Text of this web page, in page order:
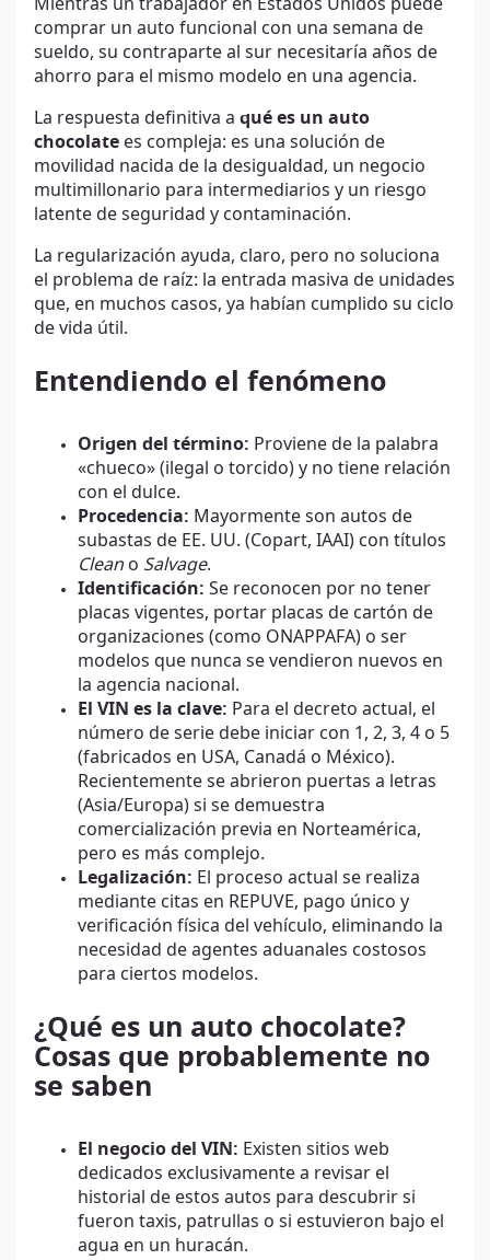
Mientras un trabajador en Estados Unidos puede
comprar un auto funcional con una semana de
sueldo, su contraparte al sur necesitaría años de
ahorro para el mismo modelo en una agencia.
La respuesta definitiva a qué es un auto
chocolate es compleja: es una solución de
movilidad nacida de la desigualdad, un negocio
multimillonario para intermediarios y un riesgo
latente de seguridad y contaminación.
La regularización ayuda, claro, pero no soluciona
el problema de raíz: la entrada masiva de unidades
que, en muchos casos, ya habían cumplido su ciclo
de vida útil.
Entendiendo el fenómeno
Origen del término: Proviene de la palabra
«chueco» (ilegal o torcido) y no tiene relación
con el dulce.
Procedencia: Mayormente son autos de
subastas de EE. UU. (Copart, IAAI) con títulos
Clean o Salvage.
Identificación: Se reconocen por no tener
placas vigentes, portar placas de cartón de
organizaciones (como ONAPPAFA) o ser
modelos que nunca se vendieron nuevos en
la agencia nacional.
El VIN es la clave: Para el decreto actual, el
número de serie debe iniciar con 1, 2, 3, 4 o 5
(fabricados en USA, Canadá o México).
Recientemente se abrieron puertas a letras
(Asia/Europa) si se demuestra
comercialización previa en Norteamérica,
pero es más complejo.
Legalización: El proceso actual se realiza
mediante citas en REPUVE, pago único y
verificación física del vehículo, eliminando la
necesidad de agentes aduanales costosos
para ciertos modelos.
¿Qué es un auto chocolate?
Cosas que probablemente no
se saben
El negocio del VIN: Existen sitios web
dedicados exclusivamente a revisar el
historial de estos autos para descubrir si
fueron taxis, patrullas o si estuvieron bajo el
agua en un huracán.